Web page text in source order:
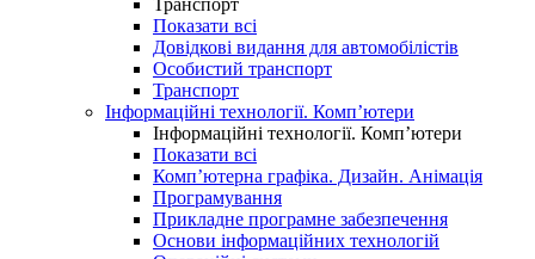
Транспорт
Показати всі
Довідкові видання для автомобілістів
Особистий транспорт
Транспорт
Інформаційні технології. Комп’ютери
Інформаційні технології. Комп’ютери
Показати всі
Комп’ютерна графіка. Дизайн. Анімація
Програмування
Прикладне програмне забезпечення
Основи інформаційних технологій